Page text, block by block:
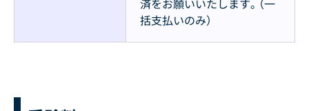
済をお願いいたします。（一
括支払いのみ）